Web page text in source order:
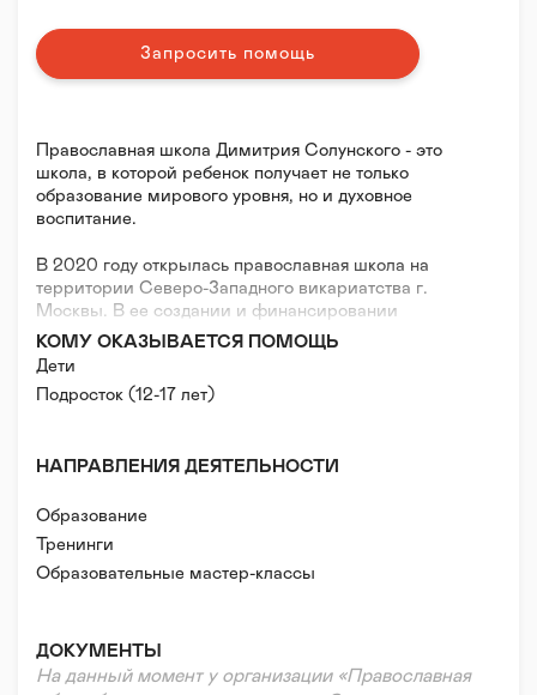
Православная школа Димитрия Солунского - это
школа, в которой ребенок получает не только
образование мирового уровня, но и духовное
воспитание.
В 2020 году открылась православная школа на
территории Северо-Западного викариатства г.
Москвы. В ее создании и финансировании
принимают участие прихожане множества
Московских храмов.
Усилиями верующих Школа создает уникальные
вкладывать много средств в обучение своих детей.
Школа работает как полупансион, в котором
обеспечена передовая академическая учеба,
свободный разговорный английский язык,
множество кружков, подготовка к государственным
Миссия Школы – воспитание высокообразованного
культурного современного русского[1]
КОМУ ОКАЗЫВАЕТСЯ ПОМОЩЬ
Дети
Подросток (12-17 лет)
НАПРАВЛЕНИЯ ДЕЯТЕЛЬНОСТИ
Образование
Тренинги
Образовательные мастер-классы
ДОКУМЕНТЫ
На данный момент у организации «Православная
Запросить помощь